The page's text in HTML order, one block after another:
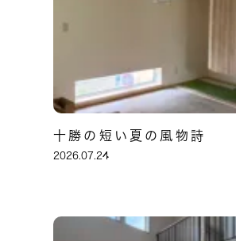
十勝の短い夏の風物詩
2026.07.24